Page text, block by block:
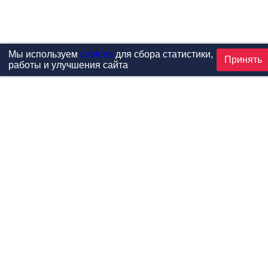
Мы используем cookiesдля сбора статистики,
работы и улучшения сайта
Принять